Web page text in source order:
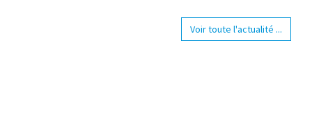
Voir toute l'actualité ...